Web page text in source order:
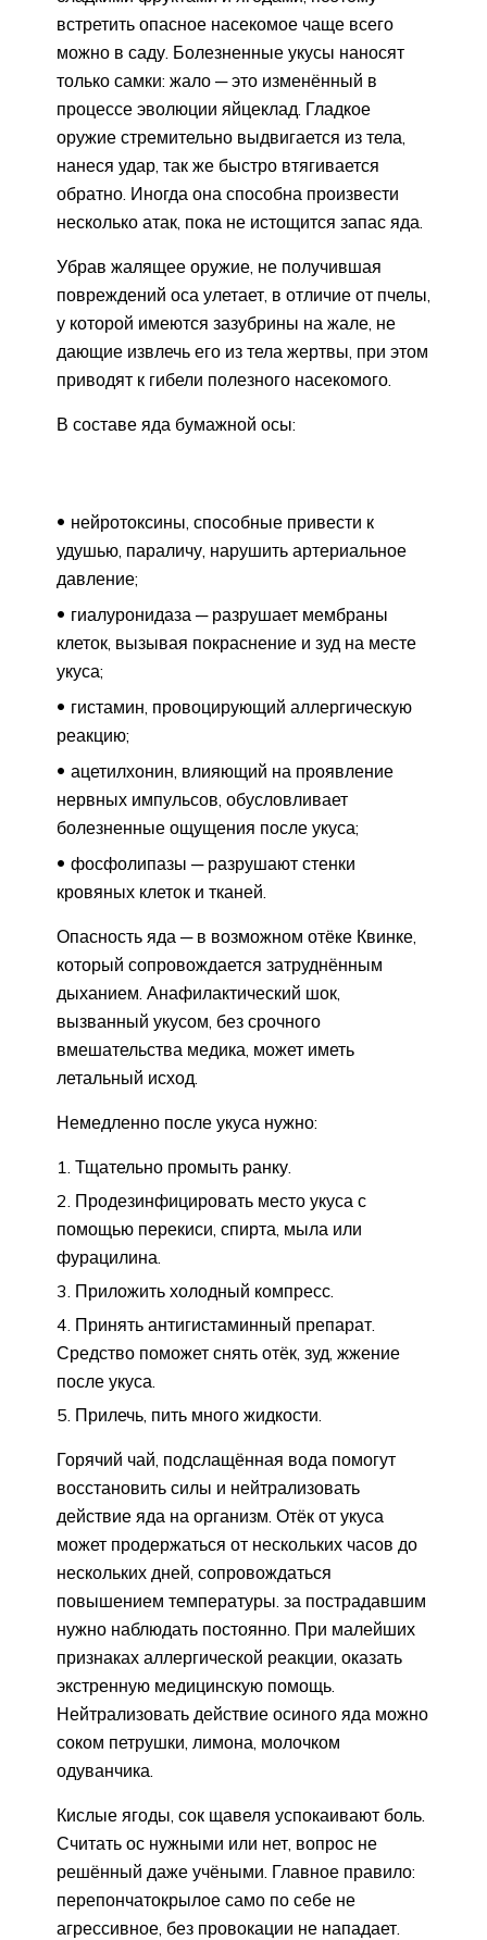
встретить опасное насекомое чаще всего
можно в саду. Болезненные укусы наносят
только самки: жало ─ это изменённый в
процессе эволюции яйцеклад. Гладкое
оружие стремительно выдвигается из тела,
нанеся удар, так же быстро втягивается
обратно. Иногда она способна произвести
несколько атак, пока не истощится запас яда.
Убрав жалящее оружие, не получившая
повреждений оса улетает, в отличие от пчелы,
у которой имеются зазубрины на жале, не
дающие извлечь его из тела жертвы, при этом
приводят к гибели полезного насекомого.
В составе яда бумажной осы:
нейротоксины, способные привести к
удушью, параличу, нарушить артериальное
давление;
гиалуронидаза ─ разрушает мембраны
клеток, вызывая покраснение и зуд на месте
укуса;
гистамин, провоцирующий аллергическую
реакцию;
ацетилхонин, влияющий на проявление
нервных импульсов, обусловливает
болезненные ощущения после укуса;
фосфолипазы ─ разрушают стенки
кровяных клеток и тканей.
Опасность яда ─ в возможном отёке Квинке,
который сопровождается затруднённым
дыханием. Анафилактический шок,
вызванный укусом, без срочного
вмешательства медика, может иметь
летальный исход.
Немедленно после укуса нужно:
Тщательно промыть ранку.
Продезинфицировать место укуса с
помощью перекиси, спирта, мыла или
фурацилина.
Приложить холодный компресс.
Принять антигистаминный препарат.
Средство поможет снять отёк, зуд, жжение
после укуса.
Прилечь, пить много жидкости.
Горячий чай, подслащённая вода помогут
восстановить силы и нейтрализовать
действие яда на организм. Отёк от укуса
может продержаться от нескольких часов до
нескольких дней, сопровождаться
повышением температуры. за пострадавшим
нужно наблюдать постоянно. При малейших
признаках аллергической реакции, оказать
экстренную медицинскую помощь.
Нейтрализовать действие осиного яда можно
соком петрушки, лимона, молочком
одуванчика.
Кислые ягоды, сок щавеля успокаивают боль.
Считать ос нужными или нет, вопрос не
решённый даже учёными. Главное правило:
перепончатокрылое само по себе не
агрессивное, без провокации не нападает.